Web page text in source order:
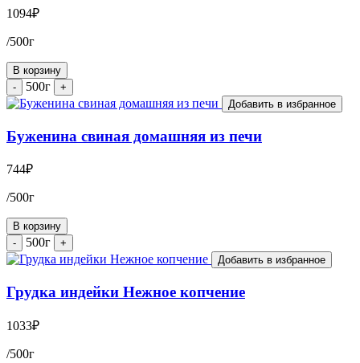
1094₽
/500г
В корзину
-
500г
+
Добавить в избранное
Буженина свиная домашняя из печи
744₽
/500г
В корзину
-
500г
+
Добавить в избранное
Грудка индейки Нежное копчение
1033₽
/500г